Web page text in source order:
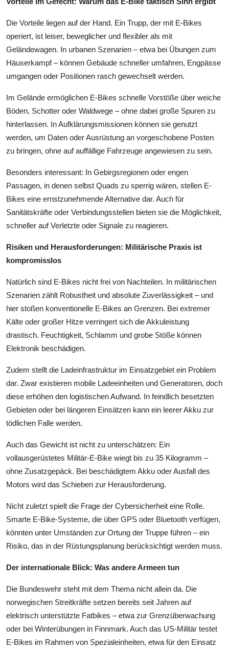
Die Vorteile liegen auf der Hand. Ein Trupp, der mit E-Bikes
operiert, ist leiser, beweglicher und flexibler als mit
Geländewagen. In urbanen Szenarien – etwa bei Übungen zum
Häuserkampf – können Gebäude schneller umfahren, Engpässe
umgangen oder Positionen rasch gewechselt werden.
Im Gelände ermöglichen E-Bikes schnelle Vorstöße über weiche
Böden, Schotter oder Waldwege – ohne dabei große Spuren zu
hinterlassen. In Aufklärungsmissionen können sie genutzt
werden, um Daten oder Ausrüstung an vorgeschobene Posten
zu bringen, ohne auf auffällige Fahrzeuge angewiesen zu sein.
Besonders interessant: In Gebirgsregionen oder engen
Passagen, in denen selbst Quads zu sperrig wären, stellen E-
Bikes eine ernstzunehmende Alternative dar. Auch für
Sanitätskräfte oder Verbindungsstellen bieten sie die Möglichkeit,
schneller auf Verletzte oder Signale zu reagieren.
Risiken und Herausforderungen: Militärische Praxis ist
kompromisslos
Natürlich sind E-Bikes nicht frei von Nachteilen. In militärischen
Szenarien zählt Robustheit und absolute Zuverlässigkeit – und
hier stoßen konventionelle E-Bikes an Grenzen. Bei extremer
Kälte oder großer Hitze verringert sich die Akkuleistung
drastisch. Feuchtigkeit, Schlamm und grobe Stöße können
Elektronik beschädigen.
Zudem stellt die Ladeinfrastruktur im Einsatzgebiet ein Problem
dar. Zwar existieren mobile Ladeeinheiten und Generatoren, doch
diese erhöhen den logistischen Aufwand. In feindlich besetzten
Gebieten oder bei längeren Einsätzen kann ein leerer Akku zur
tödlichen Falle werden.
Auch das Gewicht ist nicht zu unterschätzen: Ein
vollausgerüstetes Militär-E-Bike wiegt bis zu 35 Kilogramm –
ohne Zusatzgepäck. Bei beschädigtem Akku oder Ausfall des
Motors wird das Schieben zur Herausforderung.
Nicht zuletzt spielt die Frage der Cybersicherheit eine Rolle.
Smarte E-Bike-Systeme, die über GPS oder Bluetooth verfügen,
könnten unter Umständen zur Ortung der Truppe führen – ein
Risiko, das in der Rüstungsplanung berücksichtigt werden muss.
Der internationale Blick: Was andere Armeen tun
Die Bundeswehr steht mit dem Thema nicht allein da. Die
norwegischen Streitkräfte setzen bereits seit Jahren auf
elektrisch unterstützte Fatbikes – etwa zur Grenzüberwachung
oder bei Winterübungen in Finnmark. Auch das US-Militär testet
E-Bikes im Rahmen von Spezialeinheiten, etwa für den Einsatz